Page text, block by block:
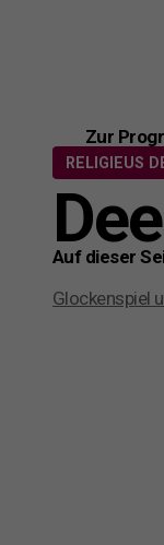
Zur
RELIGIEUS
Auf dieser
Glockenspiel